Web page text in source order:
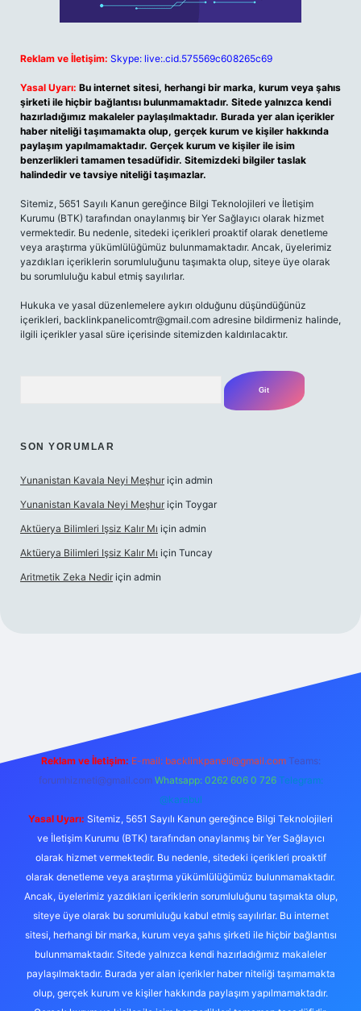
Reklam ve İletişim: Skype: live:.cid.575569c608265c69
Yasal Uyarı: Bu internet sitesi, herhangi bir marka, kurum veya şahıs
şirketi ile hiçbir bağlantısı bulunmamaktadır. Sitede yalnızca kendi
hazırladığımız makaleler paylaşılmaktadır. Burada yer alan içerikler
haber niteliği taşımamakta olup, gerçek kurum ve kişiler hakkında
paylaşım yapılmamaktadır. Gerçek kurum ve kişiler ile isim
benzerlikleri tamamen tesadüfidir. Sitemizdeki bilgiler taslak
halindedir ve tavsiye niteliği taşımazlar.
Sitemiz, 5651 Sayılı Kanun gereğince Bilgi Teknolojileri ve İletişim
Kurumu (BTK) tarafından onaylanmış bir Yer Sağlayıcı olarak hizmet
vermektedir. Bu nedenle, sitedeki içerikleri proaktif olarak denetleme
veya araştırma yükümlülüğümüz bulunmamaktadır. Ancak, üyelerimiz
yazdıkları içeriklerin sorumluluğunu taşımakta olup, siteye üye olarak
bu sorumluluğu kabul etmiş sayılırlar.
Hukuka ve yasal düzenlemelere aykırı olduğunu düşündüğünüz
içerikleri, backlinkpanelicomtr@gmail.com adresine bildirmeniz halinde,
ilgili içerikler yasal süre içerisinde sitemizden kaldırılacaktır.
SON YORUMLAR
Yunanistan Kavala Neyi Meşhur için admin
Yunanistan Kavala Neyi Meşhur için Toygar
Aktüerya Bilimleri Işsiz Kalır Mı için admin
Aktüerya Bilimleri Işsiz Kalır Mı için Tuncay
Aritmetik Zeka Nedir için admin
Reklam ve İletişim: E-mail: backlinkpaneli@gmail.com Teams:
forumhizmeti@gmail.com Whatsapp: 0262 606 0 726 Telegram:
@karabul
Yasal Uyarı: Sitemiz, 5651 Sayılı Kanun gereğince Bilgi Teknolojileri
ve İletişim Kurumu (BTK) tarafından onaylanmış bir Yer Sağlayıcı
olarak hizmet vermektedir. Bu nedenle, sitedeki içerikleri proaktif
olarak denetleme veya araştırma yükümlülüğümüz bulunmamaktadır.
Ancak, üyelerimiz yazdıkları içeriklerin sorumluluğunu taşımakta olup,
siteye üye olarak bu sorumluluğu kabul etmiş sayılırlar. Bu internet
sitesi, herhangi bir marka, kurum veya şahıs şirketi ile hiçbir bağlantısı
bulunmamaktadır. Sitede yalnızca kendi hazırladığımız makaleler
paylaşılmaktadır. Burada yer alan içerikler haber niteliği taşımamakta
olup, gerçek kurum ve kişiler hakkında paylaşım yapılmamaktadır.